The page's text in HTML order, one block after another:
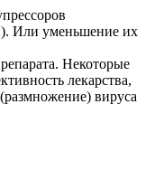
Или уменьшение их
Некоторые
лекарства,
вируса